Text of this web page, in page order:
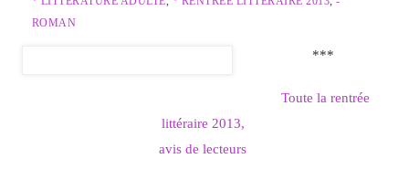
ROMAN
***
Toute la rentrée
littéraire 2013,
avis de lecteurs